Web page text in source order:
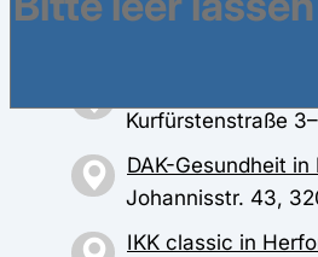
Umkreis in Herford
Kurfürstenstraße
DAK-Gesundheit in
Johannisstr. 43,
IKK classic in